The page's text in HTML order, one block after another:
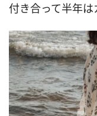
付き合って半年は